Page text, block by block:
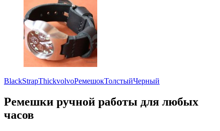
BlackStrapThickvolvoРемешокТолстыйЧерный
Ремешки ручной работы для любых
часов